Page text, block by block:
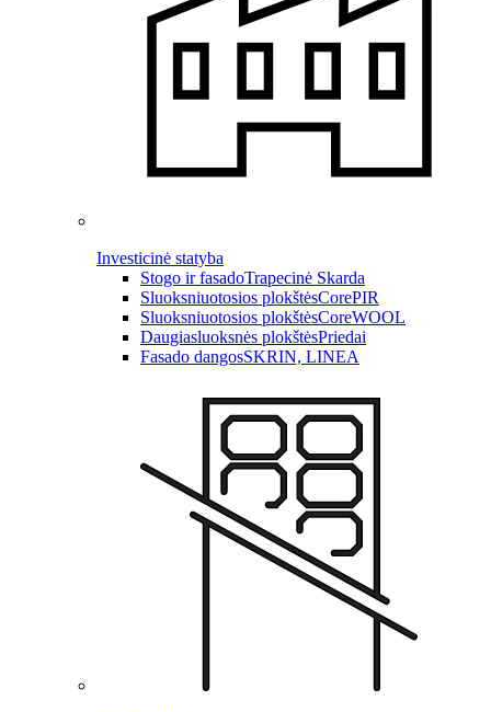
Investicinė statyba
Stogo ir fasadoTrapecinė Skarda
Sluoksniuotosios plokštėsCorePIR
Sluoksniuotosios plokštėsCoreWOOL
Daugiasluoksnės plokštėsPriedai
Fasado dangosSKRIN, LINEA